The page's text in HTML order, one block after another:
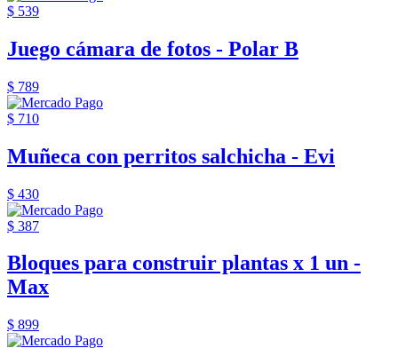
$ 539
Juego cámara de fotos - Polar B
$ 789
$ 710
Muñeca con perritos salchicha - Evi
$ 430
$ 387
Bloques para construir plantas x 1 un -
Max
$ 899